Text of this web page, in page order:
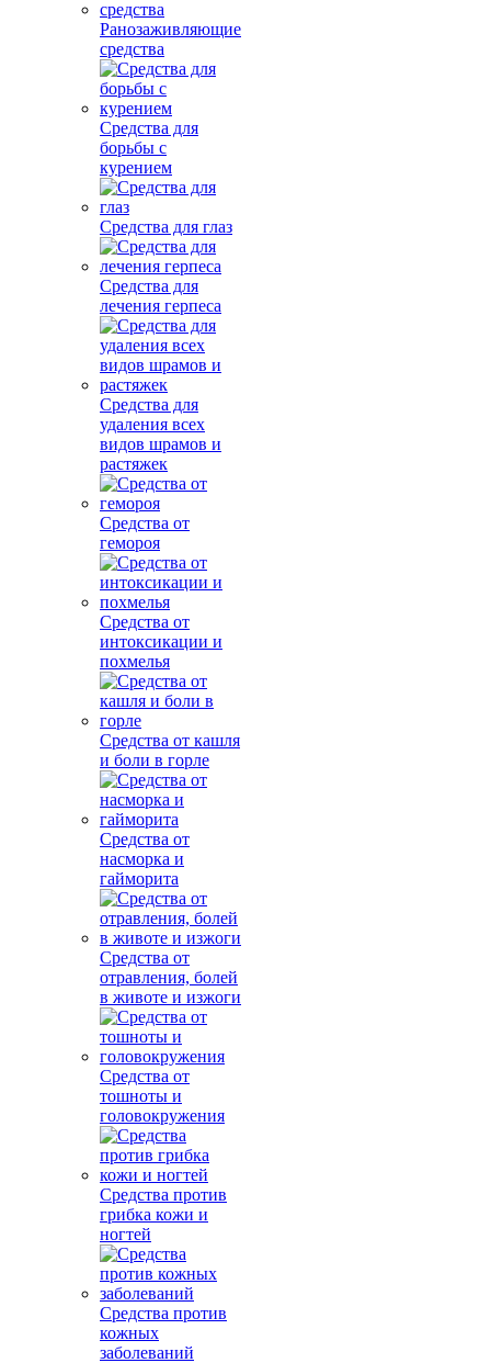
Ранозаживляющие
средства
Средства для
борьбы с
курением
Средства для глаз
Средства для
лечения герпеса
Средства для
удаления всех
видов шрамов и
растяжек
Средства от
гемороя
Средства от
интоксикации и
похмелья
Средства от кашля
и боли в горле
Средства от
насморка и
гайморита
Средства от
отравления, болей
в животе и изжоги
Средства от
тошноты и
головокружения
Средства против
грибка кожи и
ногтей
Средства против
кожных
заболеваний